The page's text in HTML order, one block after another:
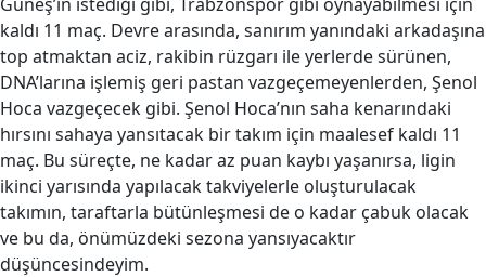
kaldı 11 maç. Devre arasında, sanırım yanındaki arkadaşına
top atmaktan aciz, rakibin rüzgarı ile yerlerde sürünen,
DNA’larına işlemiş geri pastan vazgeçemeyenlerden, Şenol
Hoca vazgeçecek gibi. Şenol Hoca’nın saha kenarındaki
hırsını sahaya yansıtacak bir takım için maalesef kaldı 11
maç. Bu süreçte, ne kadar az puan kaybı yaşanırsa, ligin
ikinci yarısında yapılacak takviyelerle oluşturulacak
takımın, taraftarla bütünleşmesi de o kadar çabuk olacak
ve bu da, önümüzdeki sezona yansıyacaktır
düşüncesindeyim.